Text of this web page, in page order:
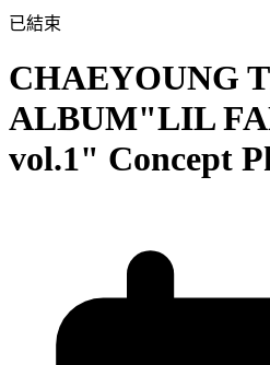
已結束
CHAEYOUNG
ALBUM"LIL
vol.1" Concept